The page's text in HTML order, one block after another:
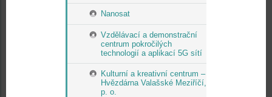
Nanosat
Vzdělávací a demonstrační
centrum pokročilých
technologií a aplikací 5G sítí
Kulturní a kreativní centrum –
Hvězdárna Valašské Meziříčí,
p. o.